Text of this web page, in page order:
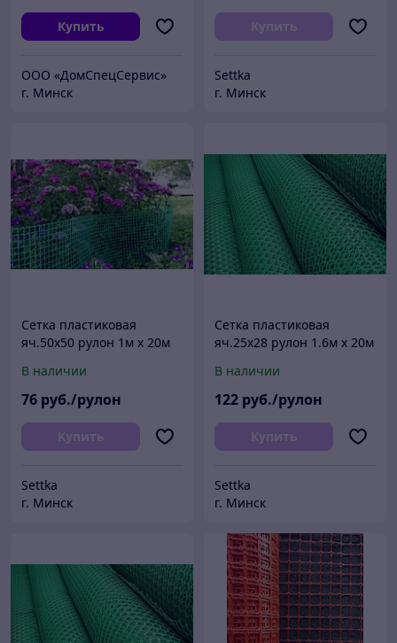
Купить
ООО «ДомCпецCервис»
г. Минск
Купить
Settka
г. Минск
Сетка пластиковая
яч.50х50 рулон 1м х 20м
В наличии
76 руб./рулон
Купить
Settka
г. Минск
Сетка пластиковая
яч.25х28 рулон 1.6м х 20м
В наличии
122 руб./рулон
Купить
Settka
г. Минск